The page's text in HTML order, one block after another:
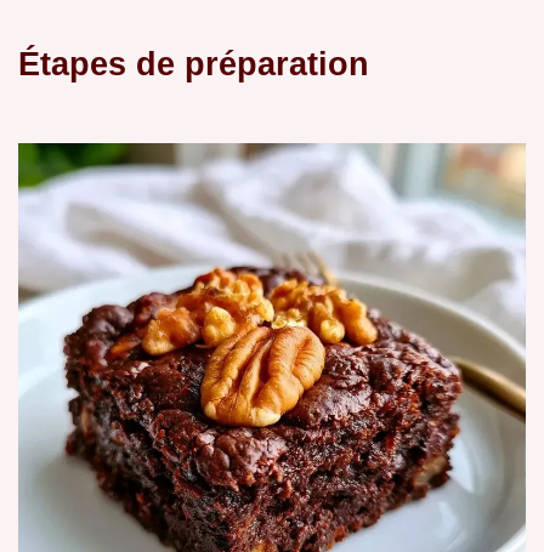
Étapes de préparation